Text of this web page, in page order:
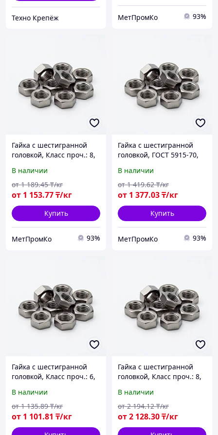
Техно Крепёж МетПромКо 93%
Гайка с шестигранной
головкой, Класс проч.: 8,
оцинкованная
В наличии
от 1 153.77₸/кг
от 1 189.45 ₸/кг
Купить
МетПромКо 93%
Гайка с шестигранной
головкой, ГОСТ 5915-70,
В наличии
от 1 377.03₸/кг
от 1 419.62 ₸/кг
Купить
МетПромКо 93%
Гайка с шестигранной
головкой, Класс проч.: 6,
оцинкованная
В наличии
от 1 101.81 ₸/кг
от 1 135.89 ₸/кг
Гайка с шестигранной
головкой, Класс проч.: 8,
В наличии
от2 128.30₸/кг
от 2 194.12 ₸/кг